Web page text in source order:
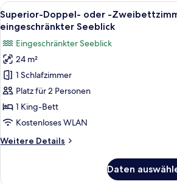
Alle
Fotos
für
Superior-
Doppel-
oder
-
Zweibettzimmer,
Balkon,
Seeblick
Superior-
5
Superior-Doppel- oder -
eingeschränkter Seeblick
Eingeschränkter Seeblick
24 m²
1 Schlafzimmer
Platz für 2 Personen
1 King-Bett
Kostenloses WLAN
Weitere Details
Weitere
Daten